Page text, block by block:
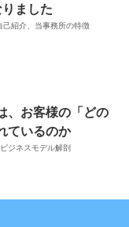
ました
己紹介、当事務所の特徴
、お客様の「どの
ているのか
ビジネスモデル解剖